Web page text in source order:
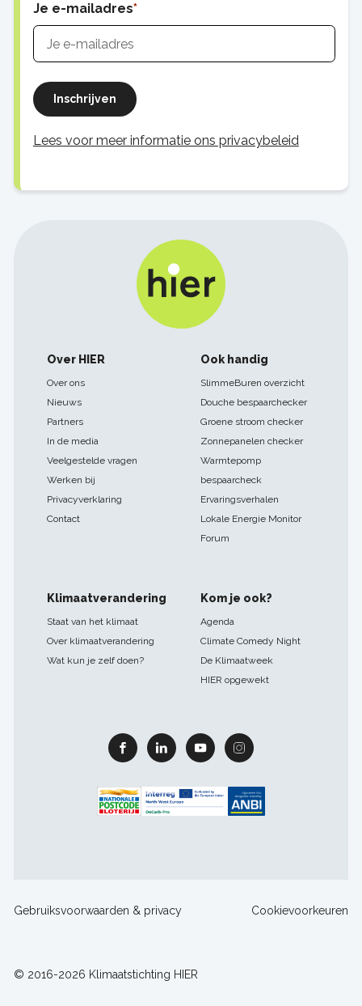
Je e-mailadres
Inschrijven
Lees voor meer informatie ons privacybeleid
Footer
navigatie
Over HIER
Over ons
Nieuws
Partners
In de media
Veelgestelde vragen
Werken bij
Privacyverklaring
Contact
Ook handig
SlimmeBuren overzicht
Douche bespaarchecker
Groene stroom checker
Zonnepanelen checker
Warmtepomp
bespaarcheck
Ervaringsverhalen
Lokale Energie Monitor
Forum
Klimaatverandering
Staat van het klimaat
Over klimaatverandering
Wat kun je zelf doen?
Kom je ook?
Agenda
Climate Comedy Night
De Klimaatweek
HIER opgewekt
Facebook Linkedin Youtube Instagram
Footer
Gebruiksvoorwaarden & privacy Cookievoorkeuren
© 2016-2026 Klimaatstichting HIER